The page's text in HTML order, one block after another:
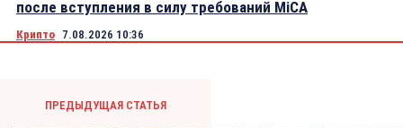
после вступления в силу требований MiCA
Крипто 7.08.2026 10:36
ПРЕДЫДУЩАЯ СТАТЬЯ